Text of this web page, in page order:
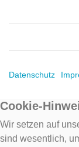
Datenschutz
Cookie-
Wir setzen auf
sind wesentlich,